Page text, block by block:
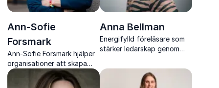
Ann-Sofie
Forsmark
Ann-Sofie Forsmark hjälper
organisationer att skapa
hållbart arbetsliv med fokus
på KASAM, självledarskap
Anna Bellman
Energifylld föreläsare som
stärker ledarskap genom